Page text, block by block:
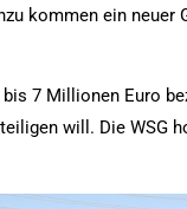
kommen ein
7 Millionen Euro
will. Die WSG